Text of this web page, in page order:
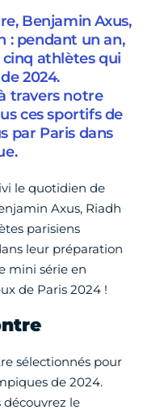
Benjamin Axus,
: pendant un an,
cinq athlètes qui
2024.
travers notre
ces sportifs de
par Paris dans
le quotidien de
Axus, Riadh
parisiens
leur préparation
mini série en
de Paris 2024 !
sélectionnés pour
de 2024.
découvrez le